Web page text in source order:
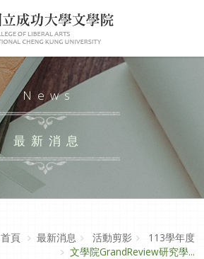
News
最新消息
首頁
最新消息 活動剪影
113學年度
文學院GrandReview研究學...